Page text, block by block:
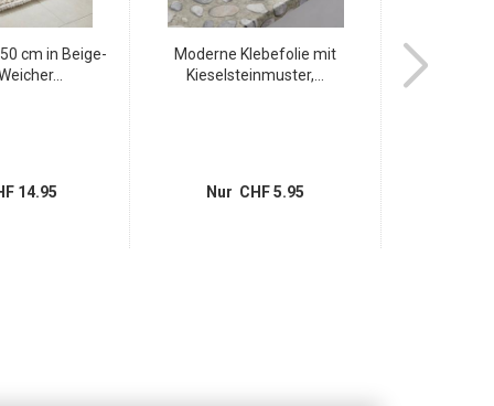
cm in Beige-
14.95
Moderne Klebefolie mit
Kieselsteinmuster,...
Nur CHF 5.95
Max Hauri